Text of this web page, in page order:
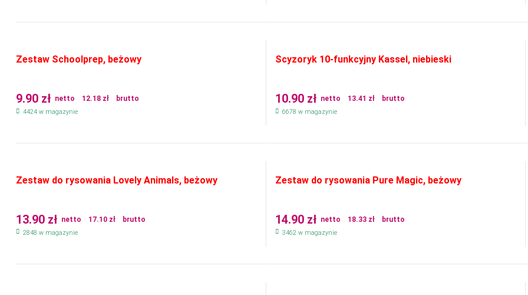
Zestaw Schoolprep, beżowy
9.90 zł netto 12.18 zł brutto
4424 w magazynie
Scyzoryk 10-funkcyjny Kassel, niebieski
10.90 zł netto 13.41 zł brutto
6678 w magazynie
Zestaw do rysowania Lovely Animals, beżowy
13.90 zł netto 17.10 zł brutto
2848 w magazynie
Zestaw do rysowania Pure Magic, beżowy
14.90 zł netto 18.33 zł brutto
3462 w magazynie